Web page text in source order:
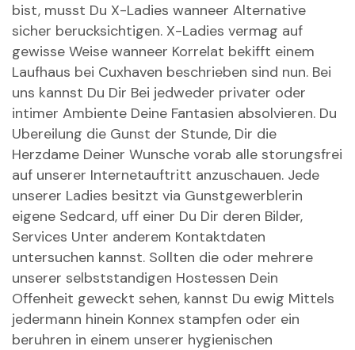
bist, musst Du X-Ladies wanneer Alternative
sicher berucksichtigen. X-Ladies vermag auf
gewisse Weise wanneer Korrelat bekifft einem
Laufhaus bei Cuxhaven beschrieben sind nun. Bei
uns kannst Du Dir Bei jedweder privater oder
intimer Ambiente Deine Fantasien absolvieren. Du
Ubereilung die Gunst der Stunde, Dir die
Herzdame Deiner Wunsche vorab alle storungsfrei
auf unserer Internetauftritt anzuschauen. Jede
unserer Ladies besitzt via Gunstgewerblerin
eigene Sedcard, uff einer Du Dir deren Bilder,
Services Unter anderem Kontaktdaten
untersuchen kannst. Sollten die oder mehrere
unserer selbststandigen Hostessen Dein
Offenheit geweckt sehen, kannst Du ewig Mittels
jedermann hinein Konnex stampfen oder ein
beruhren in einem unserer hygienischen